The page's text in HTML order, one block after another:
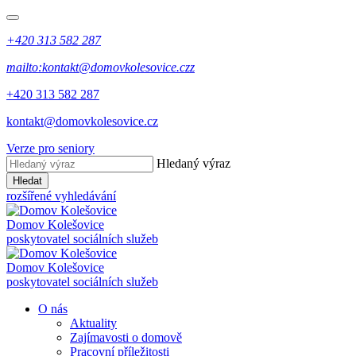
+420 313 582 287
mailto:kontakt@domovkolesovice.czz
+420 313 582 287
kontakt@domovkolesovice.cz
Verze pro seniory
Hledaný výraz
Hledat
rozšířené vyhledávání
Domov Kolešovice
poskytovatel sociálních služeb
Domov Kolešovice
poskytovatel sociálních služeb
O nás
Aktuality
Zajímavosti o domově
Pracovní příležitosti